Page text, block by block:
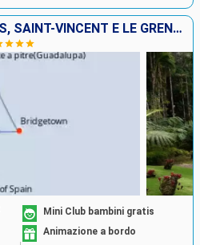
GUADALUPA, BARBADOS, SAINT-VINCENT E LE GRENADINE, LA TRINIDAD ETOBAGO, GRENADA, MARTINICA
Mini Club bambini gratis
Animazione a bordo